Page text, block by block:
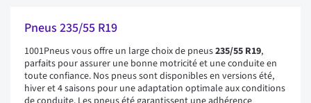
Pneus 235/55 R19
1001Pneus vous offre un large choix de pneus235/55 R19,
parfaits pour assurer une bonne motricité et une conduite en
toute confiance. Nos pneus sont disponibles en versions été,
hiver et 4 saisons pour une adaptation optimale aux conditions